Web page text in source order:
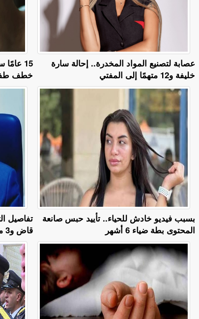
15
خطف
عصابة لتصنيع المواد المخدرة.. إحالة سارة
خليفة و12 متهمًا إلى المفتي
تفاصيل
قاض و3 من موظفي محكمة شمال القاهرة
بسبب فيديو خادش للحياء.. تأييد حبس صانعة
المحتوى بطة ضياء 6 أشهر